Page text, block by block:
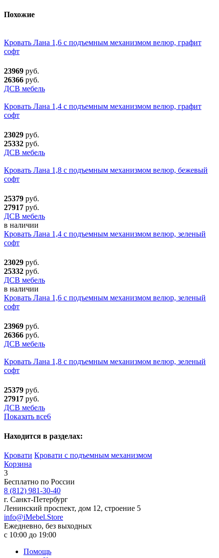
Похожие
Кровать Лана 1,6 с подъемным механизмом велюр, графит
софт
23969 руб.
26366 руб.
ДСВ мебель
Кровать Лана 1,4 с подъемным механизмом велюр, графит
софт
23029 руб.
25332 руб.
ДСВ мебель
Кровать Лана 1,8 с подъемным механизмом велюр, бежевый
софт
25379 руб.
27917 руб.
ДСВ мебель
в наличии
Кровать Лана 1,4 с подъемным механизмом велюр, зеленый
софт
23029 руб.
25332 руб.
ДСВ мебель
в наличии
Кровать Лана 1,6 с подъемным механизмом велюр, зеленый
софт
23969 руб.
26366 руб.
ДСВ мебель
Кровать Лана 1,8 с подъемным механизмом велюр, зеленый
софт
25379 руб.
27917 руб.
ДСВ мебель
Показать все6
Находится в разделах:
Кровати Кровати с подъемным механизмом
Корзина
3
Бесплатно по России
8 (812) 981-30-40
г. Санкт-Петербург
Ленинский проспект, дом 12, строение 5
info@iMebel.Store
Ежедневно, без выходных
с 10:00 до 19:00
Помощь